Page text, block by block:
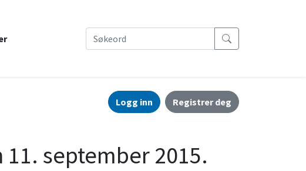
Logg inn Registrer deg
september 2015.